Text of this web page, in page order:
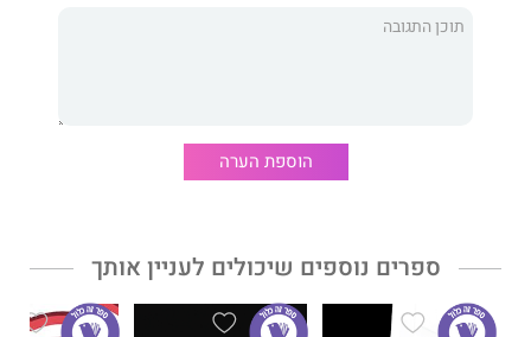
הוספת הערה
ספרים נוספים שיכולים לעניין אותך